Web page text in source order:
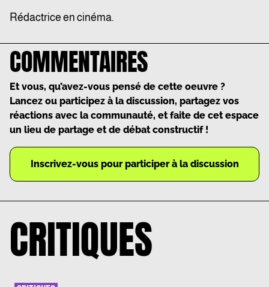
Rédactrice en cinéma.
COMMENTAIRES
Et vous, qu’avez-vous pensé de cette oeuvre ?
Lancez ou participez à la discussion, partagez vos
réactions avec la communauté, et faite de cet espace
un lieu de partage et de débat constructif !
Inscrivez-vous pour participer à la discussion
CRITIQUES